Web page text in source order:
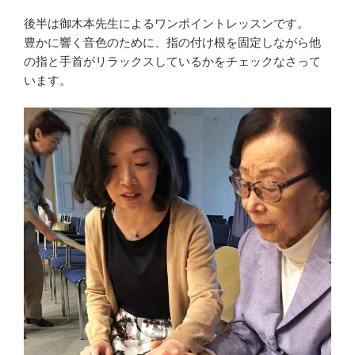
後半は御木本先生によるワンポイントレッスンです。
豊かに響く音色のために、指の付け根を固定しながら他
の指と手首がリラックスしているかをチェックなさって
います。